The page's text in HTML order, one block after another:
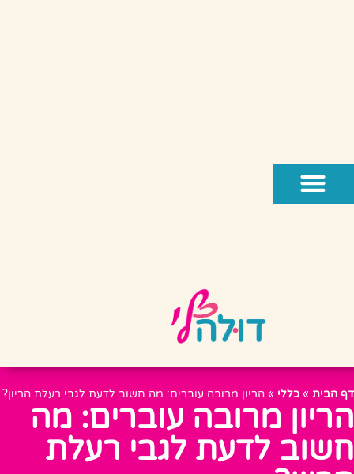
דף הבית » כללי » הריון מרובה עוברים: מה חשוב לדעת לגבי רעלת הריון?
הריון מרובה עוברים: מה
חשוב לדעת לגבי רעלת